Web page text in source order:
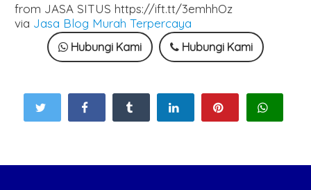
from JASA SITUS https://ift.tt/3emhhOz
via Jasa Blog Murah Terpercaya
Hubungi Kami Hubungi Kami